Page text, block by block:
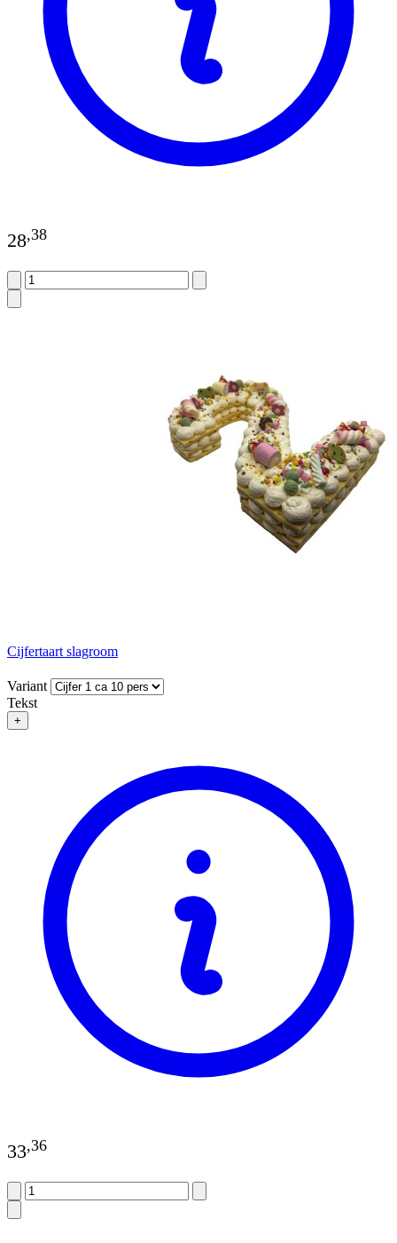
28,38
Cijfertaart slagroom
Variant
Tekst
+
33,36